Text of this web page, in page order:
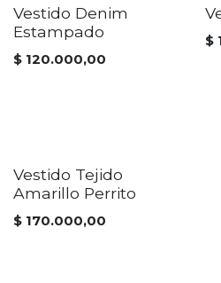
Vestido Denim
Estampado
$ 120.000,00
$
Vestido Tejido
Amarillo Perrito
$ 170.000,00